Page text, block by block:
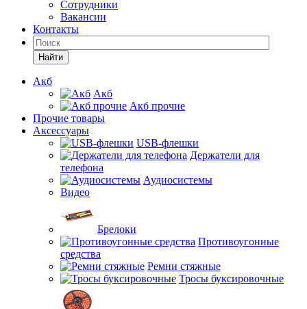
Сотрудники
Вакансии
Контакты
Найти
Акб
Акб
Акб прочие
Прочие товары
Аксессуары
USB-флешки
Держатели для
телефона
Аудиосистемы
Видео
Брелоки
Противоугонные
средства
Ремни стяжные
Тросы буксировочные